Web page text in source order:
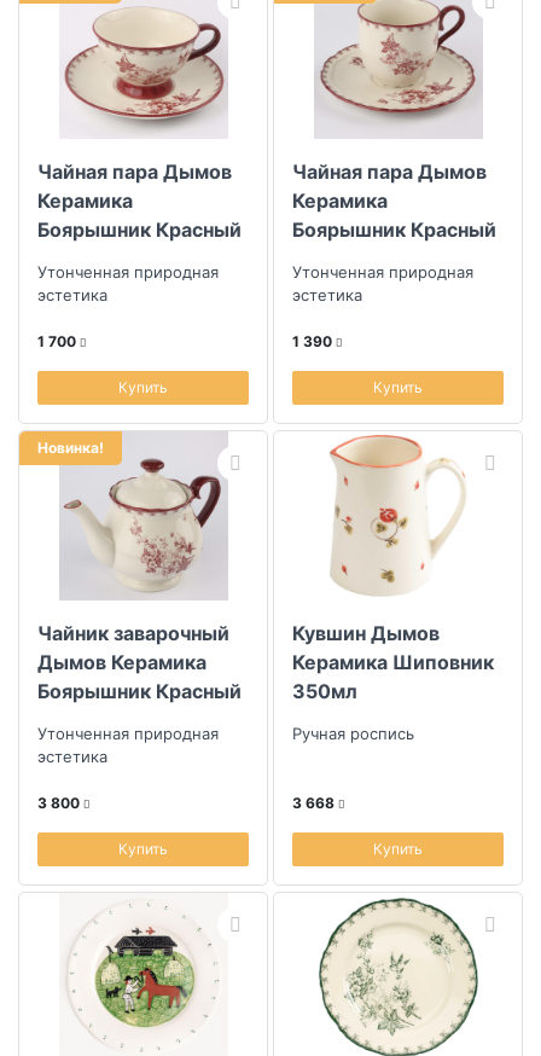
Чайная пара Дымов
Керамика
Боярышник Красный
Утонченная природная
эстетика
1 700
Купить
Чайная пара Дымов
Керамика
Боярышник Красный
Утонченная природная
эстетика
1 390
Купить
Новинка!
Чайник заварочный
Дымов Керамика
Боярышник Красный
Утонченная природная
эстетика
3 800
Купить
Кувшин Дымов
Керамика Шиповник
350мл
Ручная роспись
3 668
Купить